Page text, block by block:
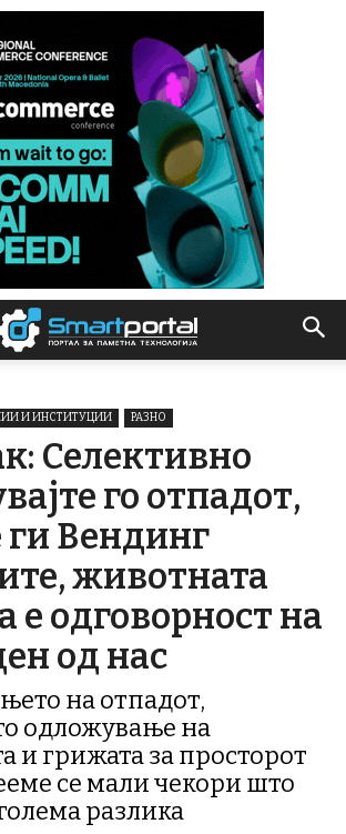
И ИНСТИТУЦИИ РАЗНО
Селективно
го отпадот,
ги Вендинг
животната
е одговорност на
од нас
на отпадот,
одложување на
и грижата за просторот
се мали чекори што
разлика